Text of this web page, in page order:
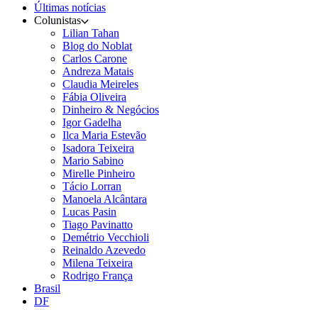
Últimas notícias
Colunistas
Lilian Tahan
Blog do Noblat
Carlos Carone
Andreza Matais
Claudia Meireles
Fábia Oliveira
Dinheiro & Negócios
Igor Gadelha
Ilca Maria Estevão
Isadora Teixeira
Mario Sabino
Mirelle Pinheiro
Tácio Lorran
Manoela Alcântara
Lucas Pasin
Tiago Pavinatto
Demétrio Vecchioli
Reinaldo Azevedo
Milena Teixeira
Rodrigo França
Brasil
DF